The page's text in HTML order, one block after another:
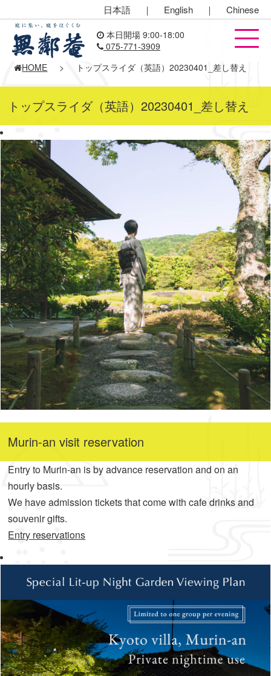
日本語 ｜ English ｜ Chinese
本日開場 9:00-18:00
075-771-3909
HOME
> トップスライダ（英語）20230401_差し替え
トップスライダ（英語）20230401_差し替え
Murin-an visit reservation
Entry to Murin-an is by advance reservation and on an
hourly basis.
We have admission tickets that come with cafe drinks and
souvenir gifts.
Entry reservations